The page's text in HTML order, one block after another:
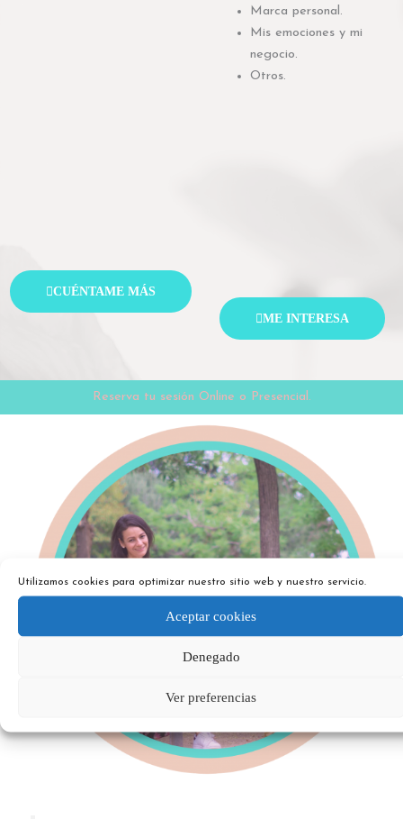
Utilizamos cookies para optimizar nuestro sitio web y nuestro servicio.
Aceptar cookies
Denegado
Ver preferencias
CUÉNTAME MÁS
Marca personal.
Mis emociones y mi
negocio.
Otros.
ME INTERESA
Reserva tu sesión Online o Presencial.